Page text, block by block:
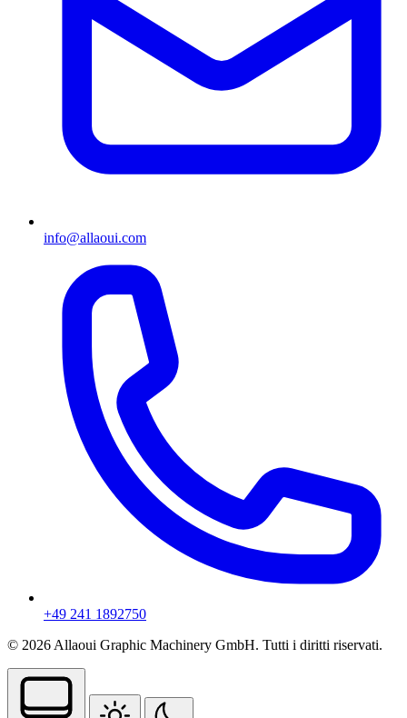
info@allaoui.com
+49 241 1892750
© 2026 Allaoui Graphic Machinery GmbH. Tutti i diritti riservati.